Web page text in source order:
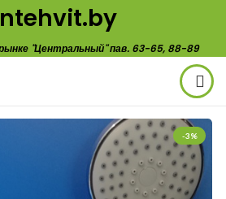
"Центральный" пав. 63-65, 88-89
-3%